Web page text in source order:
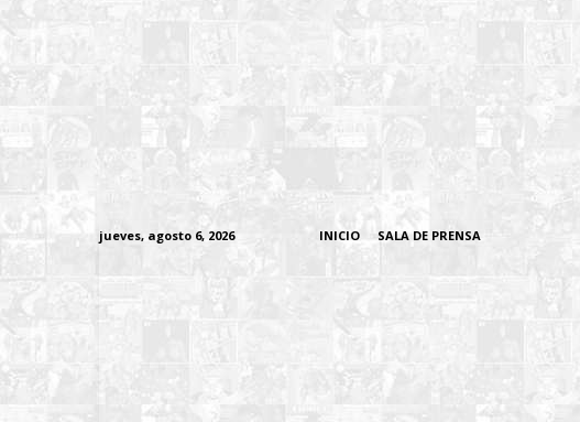
jueves, agosto 6, 2026 INICIO SALA DE PRENSA